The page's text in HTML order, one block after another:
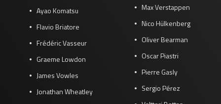
Ayao Komatsu
Flavio Briatore
Frédéric Vasseur
Graeme Lowdon
James Vowles
Jonathan Wheatley
Max Verstappen
Nico Hülkenberg
Oliver Bearman
Oscar Piastri
Pierre Gasly
Sergio Pérez